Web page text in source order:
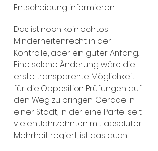
Entscheidung informieren.
Das ist noch kein echtes
Minderheitenrecht in der
Kontrolle, aber ein guter Anfang.
Eine solche Änderung wäre die
erste transparente Möglichkeit
für die Opposition Prüfungen auf
den Weg zu bringen. Gerade in
einer Stadt, in der eine Partei seit
vielen Jahrzehnten mit absoluter
Mehrheit regiert, ist das auch